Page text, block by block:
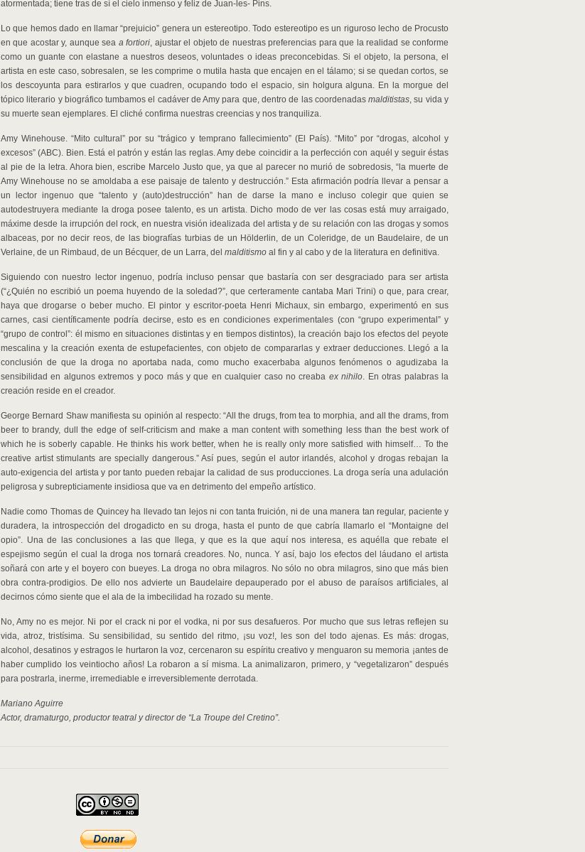
atormentada; tiene tras de sí el cielo inmenso y feliz de Juan-les- Pins.
Lo que hemos dado en llamar “prejuicio” genera un estereotipo. Todo estereotipo es un riguroso lecho de Procusto
en que acostar y, aunque sea a fortiori, ajustar el objeto de nuestras preferencias para que la realidad se conforme
como un guante con elastane a nuestros deseos, voluntades o ideas preconcebidas. Si el objeto, la persona, el
artista en este caso, sobresalen, se les comprime o mutila hasta que encajen en el tálamo; si se quedan cortos, se
los descoyunta para estirarlos y que cuadren, ocupando todo el espacio, sin holgura alguna. En la morgue del
tópico literario y biográfico tumbamos el cadáver de Amy para que, dentro de las coordenadasmalditistas, su vida y
su muerte sean ejemplares. El cliché confirma nuestras creencias y nos tranquiliza.
Amy Winehouse. “Mito cultural” por su “trágico y temprano fallecimiento” (El País). “Mito” por “drogas, alcohol y
excesos” (ABC). Bien. Está el patrón y están las reglas. Amy debe coincidir a la perfección con aquél y seguir éstas
al pie de la letra. Ahora bien, escribe Marcelo Justo que, ya que al parecer no murió de sobredosis, “la muerte de
Amy Winehouse no se amoldaba a ese paisaje de talento y destrucción.” Esta afirmación podría llevar a pensar a
un lector ingenuo que “talento y (auto)destrucción” han de darse la mano e incluso colegir que quien se
autodestruyera mediante la droga posee talento, es un artista. Dicho modo de ver las cosas está muy arraigado,
máxime desde la irrupción del rock, en nuestra visión idealizada del artista y de su relación con las drogas y somos
albaceas, por no decir reos, de las biografías turbias de un Hölderlin, de un Coleridge, de un Baudelaire, de un
Verlaine, de un Rimbaud, de un Bécquer, de un Larra, del malditismo al fin y al cabo y de la literatura en definitiva.
Siguiendo con nuestro lector ingenuo, podría incluso pensar que bastaría con ser desgraciado para ser artista
(“¿Quién no escribió un poema huyendo de la soledad?”, que certeramente cantaba Mari Trini) o que, para crear,
haya que drogarse o beber mucho. El pintor y escritor-poeta Henri Michaux, sin embargo, experimentó en sus
carnes, casi científicamente podría decirse, esto es en condiciones experimentales (con “grupo experimental” y
“grupo de control”: él mismo en situaciones distintas y en tiempos distintos), la creación bajo los efectos del peyote
mescalina y la creación exenta de estupefacientes, con objeto de compararlas y extraer deducciones. Llegó a la
conclusión de que la droga no aportaba nada, como mucho exacerbaba algunos fenómenos o agudizaba la
sensibilidad en algunos extremos y poco más y que en cualquier caso no creaba ex nihilo. En otras palabras la
creación reside en el creador.
George Bernard Shaw manifiesta su opinión al respecto: “All the drugs, from tea to morphia, and all the drams, from
beer to brandy, dull the edge of self-criticism and make a man content with something less than the best work of
which he is soberly capable. He thinks his work better, when he is really only more satisfied with himself… To the
creative artist stimulants are specially dangerous.” Así pues, según el autor irlandés, alcohol y drogas rebajan la
auto-exigencia del artista y por tanto pueden rebajar la calidad de sus producciones. La droga sería una adulación
peligrosa y subrepticiamente insidiosa que va en detrimento del empeño artístico.
Nadie como Thomas de Quincey ha llevado tan lejos ni con tanta fruición, ni de una manera tan regular, paciente y
duradera, la introspección del drogadicto en su droga, hasta el punto de que cabría llamarlo el “Montaigne del
opio”. Una de las conclusiones a las que llega, y que es la que aquí nos interesa, es aquélla que rebate el
espejismo según el cual la droga nos tornará creadores. No, nunca. Y así, bajo los efectos del láudano el artista
soñará con arte y el boyero con bueyes. La droga no obra milagros. No sólo no obra milagros, sino que más bien
obra contra-prodigios. De ello nos advierte un Baudelaire depauperado por el abuso de paraísos artificiales, al
decirnos cómo siente que el ala de la imbecilidad ha rozado su mente.
No, Amy no es mejor. Ni por el crack ni por el vodka, ni por sus desafueros. Por mucho que sus letras reflejen su
vida, atroz, tristísima. Su sensibilidad, su sentido del ritmo, ¡su voz!, les son del todo ajenas. Es más: drogas,
alcohol, desatinos y estragos le hurtaron la voz, cercenaron su espíritu creativo y menguaron su memoria ¡antes de
haber cumplido los veintiocho años! La robaron a sí misma. La animalizaron, primero, y “vegetalizaron” después
para postrarla, inerme, irremediable e irreversiblemente derrotada.
Mariano Aguirre
Actor, dramaturgo, productor teatral y director de “La Troupe del Cretino”.